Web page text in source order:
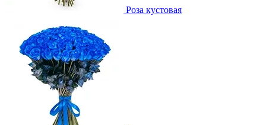
Роза кустовая